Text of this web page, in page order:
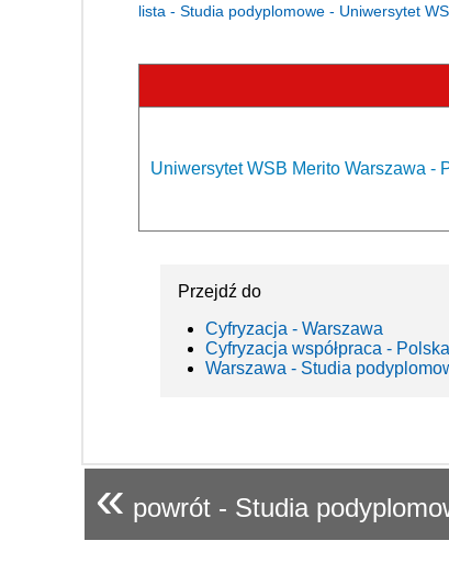
lista - Studia podyplomowe - Uniwersytet
Uniwersytet WSB Merito Warszawa -
Przejdź do
Cyfryzacja - Warszawa
Cyfryzacja współpraca - Polska
Warszawa - Studia
« powrót - Studia